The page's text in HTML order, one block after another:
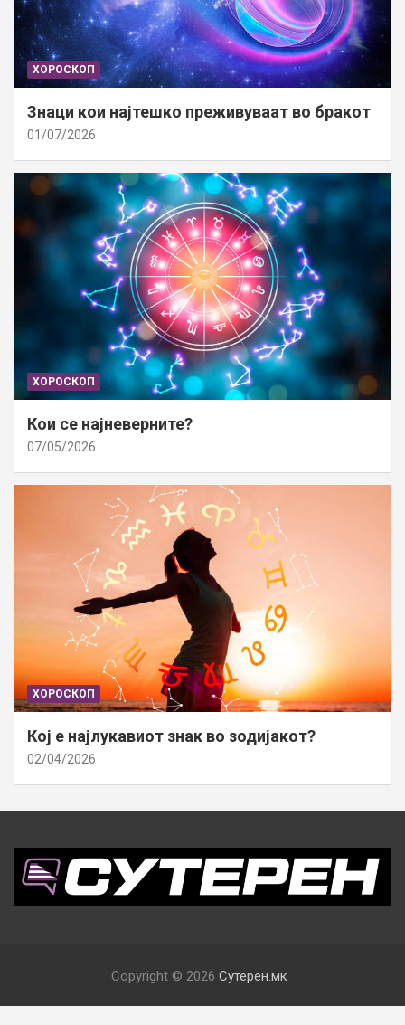
ХОРОСКОП
Знаци кои најтешко преживуваат во бракот
01/07/2026
ХОРОСКОП
Кои се најневерните?
07/05/2026
ХОРОСКОП
Кој е најлукавиот знак во зодијакот?
02/04/2026
Copyright © 2026 Сутерен.мк